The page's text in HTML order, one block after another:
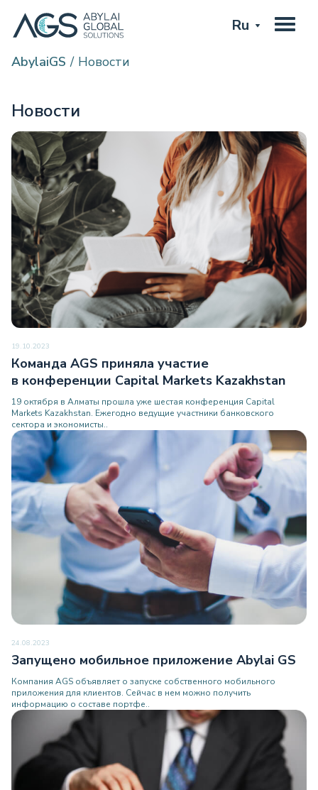
Ru
AbylaiGS Новости
Новости
19.10.2023
Команда AGS приняла участие
в конференции Capital Markets Kazakhstan
19 октября в Алматы прошла уже шестая конференция Capital
Markets Kazakhstan. Ежегодно ведущие участники банковского
сектора и экономисты..
24.08.2023
Запущено мобильное приложение Abylai GS
Компания AGS объявляет о запуске собственного мобильного
приложения для клиентов. Сейчас в нем можно получить
информацию о составе портфе..